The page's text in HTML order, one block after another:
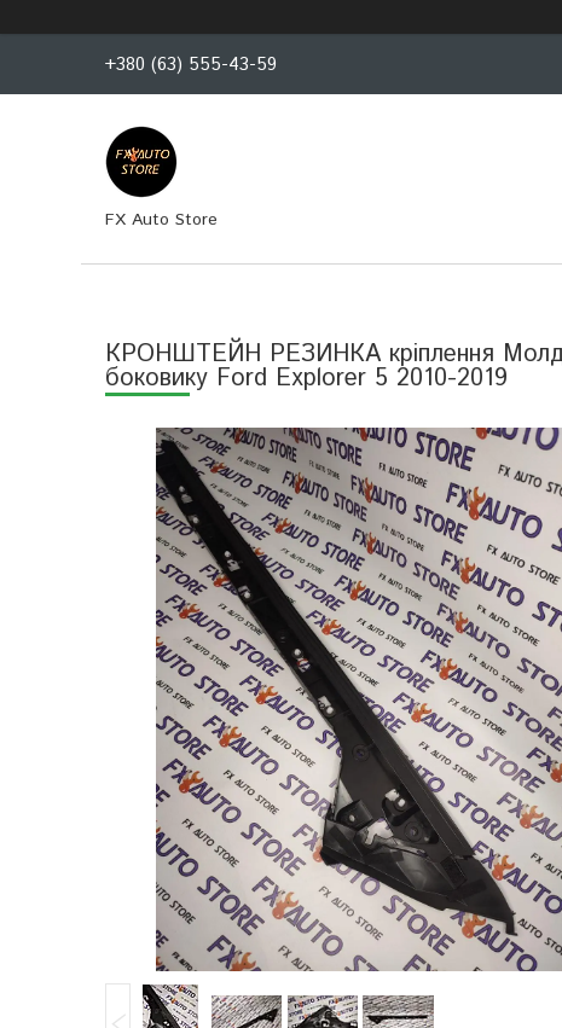
+380 (63) 555-43-59
FX Auto Store
КРОНШТЕЙН РЕЗИНКА кріплення
боковику Ford Explorer 5 2010-2019